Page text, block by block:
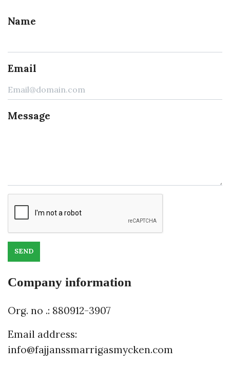
Name
Email
Message
SEND
Company information
Org. no .: 880912-3907
Email address:
info@fajjanssmarrigasmycken.com